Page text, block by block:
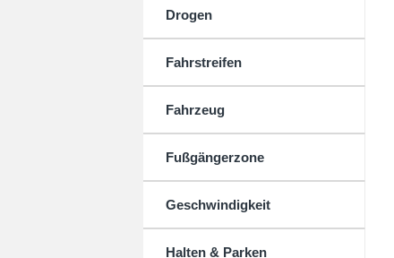
Drogen
Fahrstreifen
Fahrzeug
Fußgängerzone
Geschwindigkeit
Halten & Parken